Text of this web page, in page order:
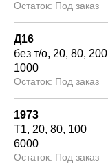
Под заказ
Д16
без т/о 20 80 200
1000
Под заказ
1973
Т1 20 80 100
6000
Под заказ